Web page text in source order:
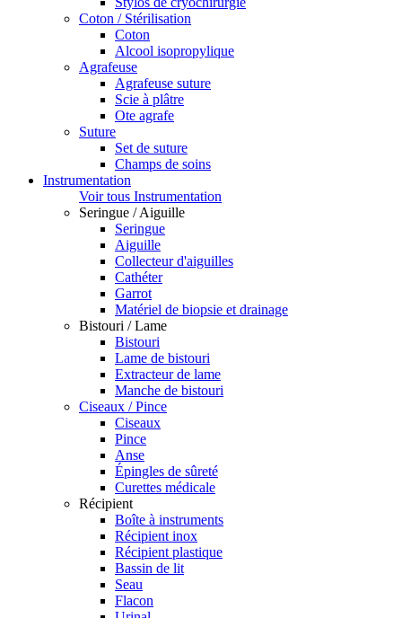
Coton / Stérilisation
Coton
Alcool isopropylique
Agrafeuse
Agrafeuse suture
Scie à plâtre
Ote agrafe
Suture
Set de suture
Champs de soins
Instrumentation
Voir tous Instrumentation
Seringue / Aiguille
Seringue
Aiguille
Collecteur d'aiguilles
Cathéter
Garrot
Matériel de biopsie et drainage
Bistouri / Lame
Bistouri
Lame de bistouri
Extracteur de lame
Manche de bistouri
Ciseaux / Pince
Ciseaux
Pince
Anse
Épingles de sûreté
Curettes médicale
Récipient
Boîte à instruments
Récipient inox
Récipient plastique
Bassin de lit
Seau
Flacon